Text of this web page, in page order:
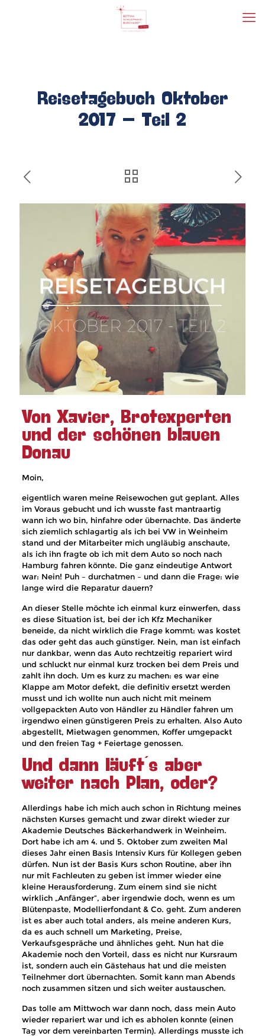
Reisetagebuch Oktober
2017 – Teil 2
Von Xavier, Brotexperten
und der schönen blauen
Donau
Moin,
eigentlich waren meine Reisewochen gut geplant. Alles
im Voraus gebucht und ich wusste fast mantraartig
wann ich wo bin, hinfahre oder übernachte. Das änderte
sich ziemlich schlagartig als ich bei VW in Weinheim
stand und der Mitarbeiter mich ungläubig anschaute,
als ich ihn fragte ob ich mit dem Auto so noch nach
Hamburg fahren könnte. Die ganz eindeutige Antwort
war: Nein! Puh – durchatmen – und dann die Frage: wie
lange wird die Reparatur dauern?
An dieser Stelle möchte ich einmal kurz einwerfen, dass
es diese Situation ist, bei der ich Kfz Mechaniker
beneide, da nicht wirklich die Frage kommt: was kostet
das oder geht das auch günstiger. Nein, man ist einfach
nur dankbar, wenn das Auto rechtzeitig repariert wird
und schluckt nur einmal kurz trocken bei dem Preis und
zahlt ihn doch. Um es kurz zu machen: es war eine
Klappe am Motor defekt, die definitiv ersetzt werden
musst und ich wollte nun auch nicht mit meinem
vollgepackten Auto von Händler zu Händler fahren um
irgendwo einen günstigeren Preis zu erhalten. Also Auto
abgestellt, Mietwagen genommen, Koffer umgepackt
und den freien Tag + Feiertage genossen.
Und dann läuft´s aber
weiter nach Plan, oder?
Allerdings habe ich mich auch schon in Richtung meines
nächsten Kurses gemacht und zwar direkt wieder zur
Akademie Deutsches Bäckerhandwerk in Weinheim.
Dort habe ich am 4. und 5. Oktober zum zweiten Mal
dieses Jahr einen Basis Intensiv Kurs für Kollegen geben
dürfen. Nun ist der Basis Kurs schon Routine, aber ihn
nur mit Fachleuten zu geben ist immer wieder eine
kleine Herausforderung. Zum einem sind sie nicht
wirklich „Anfänger“, aber irgendwie doch, wenn es um
Blütenpaste, Modellierfondant & Co. geht. Zum anderen
ist es aber auch total anders, als meine anderen Kurs,
da es auch schnell um Marketing, Preise,
Verkaufsgespräche und ähnliches geht. Nun hat die
Akademie noch den Vorteil, dass es nicht nur Kursraum
ist, sondern auch ein Gästehaus hat und die meisten
Teilnehmer dort übernachten. Somit kann man Abends
noch zusammen sitzen und sich weiter austauschen.
Das tolle am Mittwoch war dann noch, dass mein Auto
wieder repariert war und ich es abholen konnte (einen
Tag vor dem vereinbarten Termin). Allerdings musste ich